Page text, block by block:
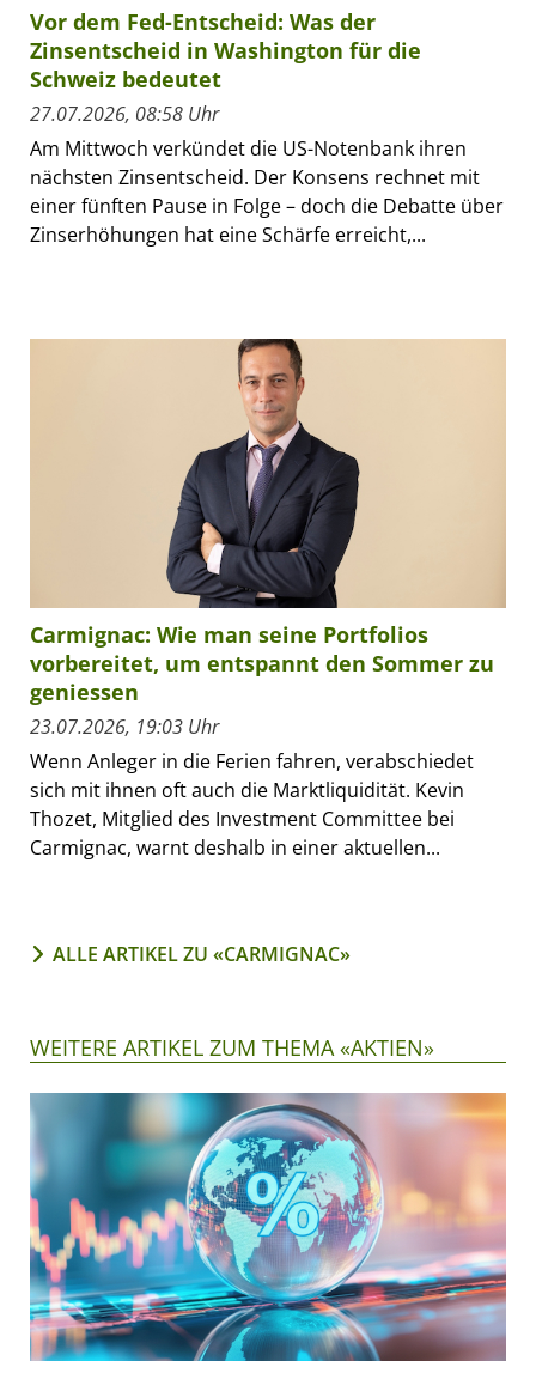
Vor dem Fed-Entscheid: Was der
Zinsentscheid in Washington für die
Schweiz bedeutet
27.07.2026, 08:58 Uhr
Am Mittwoch verkündet die US-Notenbank ihren
nächsten Zinsentscheid. Der Konsens rechnet mit
einer fünften Pause in Folge – doch die Debatte über
Zinserhöhungen hat eine Schärfe erreicht,...
Carmignac: Wie man seine Portfolios
vorbereitet, um entspannt den Sommer zu
geniessen
23.07.2026, 19:03 Uhr
Wenn Anleger in die Ferien fahren, verabschiedet
sich mit ihnen oft auch die Marktliquidität. Kevin
Thozet, Mitglied des Investment Committee bei
Carmignac, warnt deshalb in einer aktuellen...
ALLE ARTIKEL ZU «CARMIGNAC»
WEITERE ARTIKEL ZUM THEMA «AKTIEN»